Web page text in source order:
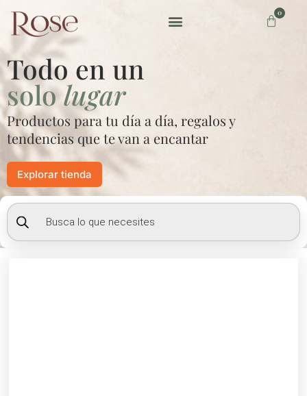
contenido
0
Carrito
Todo en un
sololugar
Productos para tu día a día, regalos y
tendencias que te van a encantar
Explorar tienda
Búsqueda
de
productos